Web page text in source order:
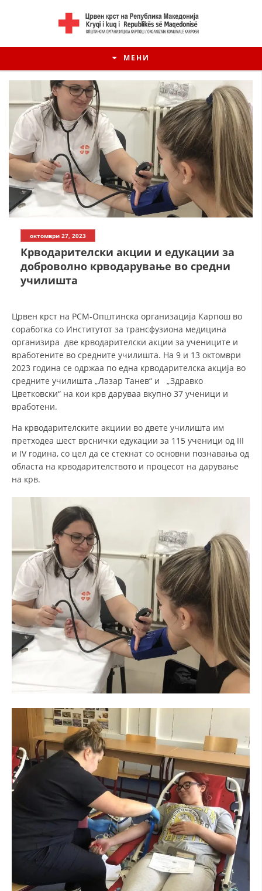
МЕНИ
СТРАТЕГИИ
ЕДУКАТИВНО ИНФОРМАТИВНИ МАТЕРИЈАЛИ
БРОШУРИ
ПОСТЕРИ
октомври 27, 2023
Крводарителски акции и едукации за
доброволно крводарување во средни
училишта
Црвен крст на РСМ-Општинска организација Карпош во
соработка со Институтот за трансфузиона медицина
организира две крводарителски акции за учениците и
вработените во средните училишта. На 9 и 13 октомври
2023 година се одржаа по една крводарителска акција во
средните училишта „Лазар Танев“ и „Здравко
Цветковски“ на кои крв даруваа вкупно 37 ученици и
вработени.
На крводарителските акциии во двете училишта им
претходеа шест врснички едукации за 115 ученици од III
и IV година, со цел да се стекнат со основни познавања од
областа на крводарителството и процесот на дарување
на крв.